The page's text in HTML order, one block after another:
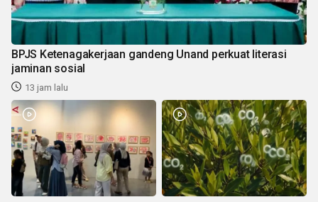
BPJS Ketenagakerjaan gandeng Unand perkuat literasi
jaminan sosial
13 jam lalu